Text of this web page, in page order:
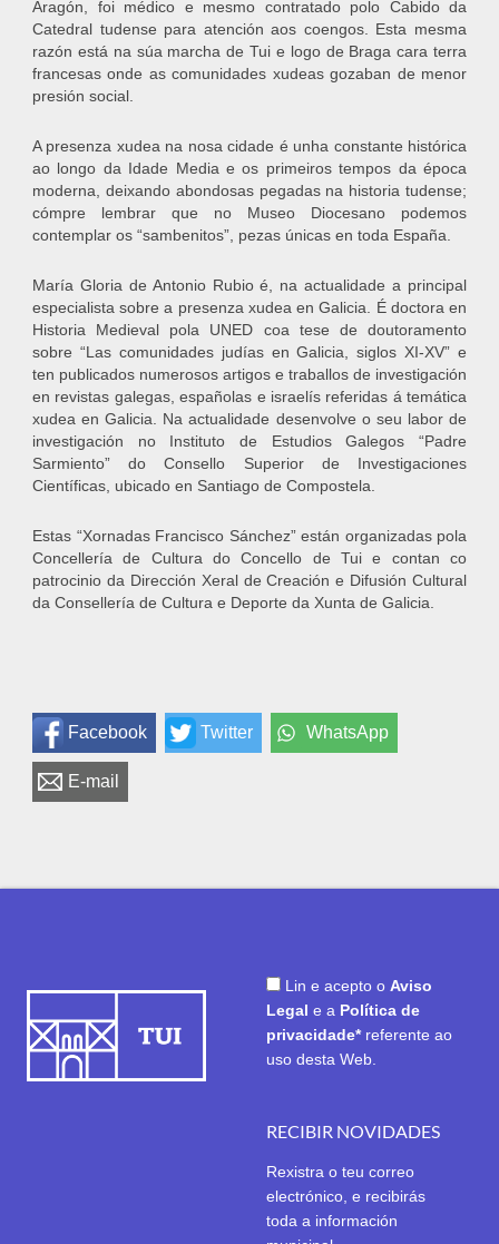
Aragón, foi médico e mesmo contratado polo Cabido da
Catedral tudense para atención aos coengos. Esta mesma
razón está na súa marcha de Tui e logo de Braga cara terra
francesas onde as comunidades xudeas gozaban de menor
presión social.
A presenza xudea na nosa cidade é unha constante histórica
ao longo da Idade Media e os primeiros tempos da época
moderna, deixando abondosas pegadas na historia tudense;
cómpre lembrar que no Museo Diocesano podemos
contemplar os “sambenitos”, pezas únicas en toda España.
María Gloria de Antonio Rubio é, na actualidade a principal
especialista sobre a presenza xudea en Galicia. É doctora en
Historia Medieval pola UNED coa tese de doutoramento
sobre “Las comunidades judías en Galicia, siglos XI-XV” e
ten publicados numerosos artigos e traballos de investigación
en revistas galegas, españolas e israelís referidas á temática
xudea en Galicia. Na actualidade desenvolve o seu labor de
investigación no Instituto de Estudios Galegos “Padre
Sarmiento” do Consello Superior de Investigaciones
Científicas, ubicado en Santiago de Compostela.
Estas “Xornadas Francisco Sánchez” están organizadas pola
Concellería de Cultura do Concello de Tui e contan co
patrocinio da Dirección Xeral de Creación e Difusión Cultural
da Consellería de Cultura e Deporte da Xunta de Galicia.
Facebook Twitter WhatsApp
E-mail
Lin e acepto o Aviso
Legal e a Política de
privacidade* referente ao
uso desta Web.
RECIBIR NOVIDADES
Rexistra o teu correo
electrónico, e recibirás
toda a información